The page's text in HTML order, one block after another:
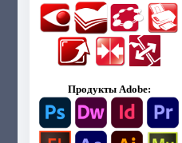
Продукты Adobe: